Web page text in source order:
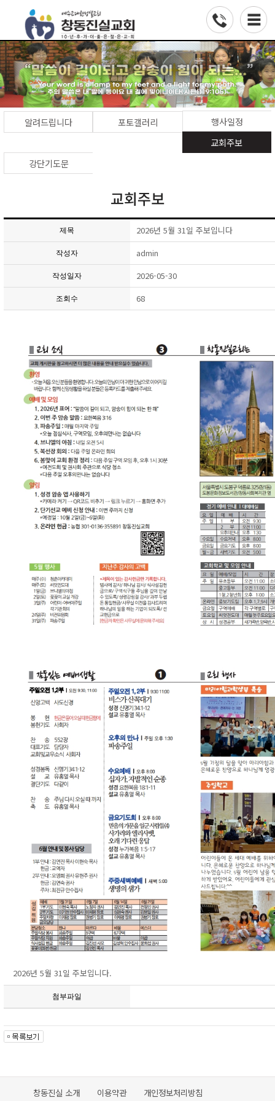
알려드립니다 포토갤러리
행사일정
교회주보
강단기도문
교회주보
제목 2026년 5월 31일 주보입니다
작성자 admin
작성일자 2026-05-30
조회수 68
2026년 5월 31일 주보입니다.
첨부파일
창동진실 소개 이용약관 개인정보처리방침